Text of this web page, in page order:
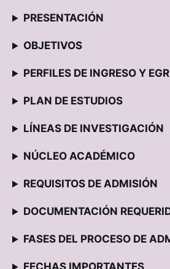
PRESENTACIÓN
OBJETIVOS
PERFILES DE INGRESO Y
PLAN DE ESTUDIOS
LÍNEAS DE INVESTIGACIÓN
NÚCLEO ACADÉMICO
REQUISITOS DE ADMISIÓN
DOCUMENTACIÓN
FASES DEL PROCESO DE